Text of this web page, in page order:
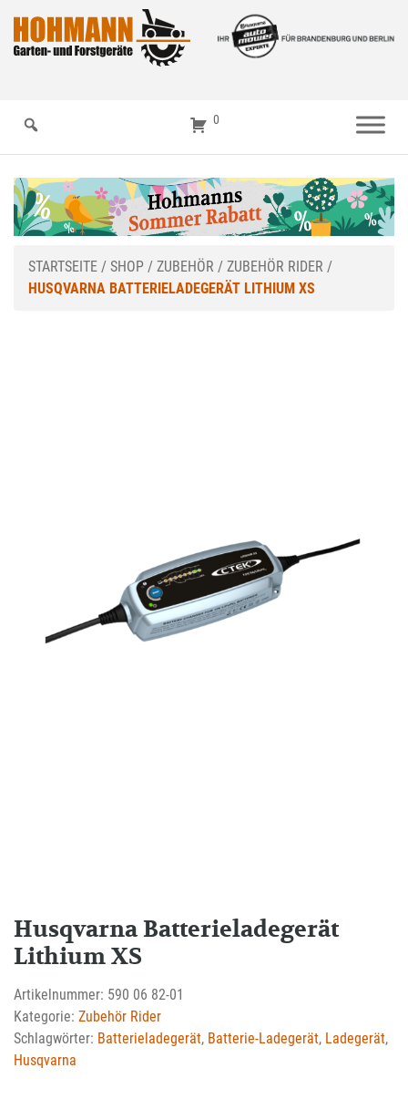
0
STARTSEITE / SHOP / ZUBEHÖR / ZUBEHÖR RIDER /
HUSQVARNA BATTERIELADEGERÄT LITHIUM XS
Husqvarna Batterieladegerät
Lithium XS
Artikelnummer: 590 06 82-01
Kategorie: Zubehör Rider
Schlagwörter: Batterieladegerät, Batterie-Ladegerät, Ladegerät,
Husqvarna